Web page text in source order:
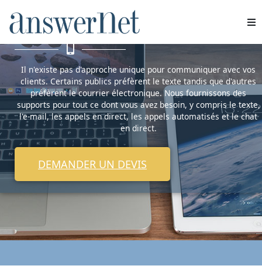
Services
Industries
Ressources
À propos de nous
Nous contacter
qu'ils soient
Il n'existe pas d'approche unique pour communiquer avec vos
clients. Certains publics préfèrent le texte tandis que d'autres
préfèrent le courrier électronique. Nous fournissons des
supports pour tout ce dont vous avez besoin, y compris le texte,
l'e-mail, les appels en direct, les appels automatisés et le chat
en direct.
DEMANDER UN DEVIS